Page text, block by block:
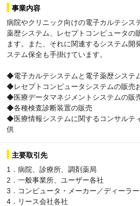
事業内容
病院やクリニック向けの電子カルテシス
薬歴システム、レセプトコンピュータの
ます。また、それに関連するシステム開
ステム保全も手掛けています。
◆電子カルテシステムと電子薬歴システ
◆レセプトコンピュータシステムの販売
◆医療データマネジメントシステムの販
◆各種検査診断装置の販売
◆医療情報システムに関するコンサルテ
供
主要取引先
1．病院、診療所、調剤薬局
2．一般事業所、ユーザー各社
3．コンピュータ・メーカー／ディーラー
4．リース会社各社